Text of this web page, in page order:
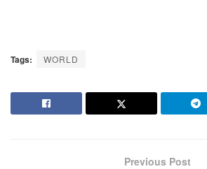
Tags: WORLD
Previous Post